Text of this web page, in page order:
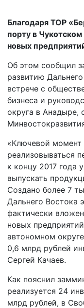
Благодаря ТОР
порту в
новых
Об этом сообщил
развитию
встрече с
бизнеса и
округа в Анадыре,
«Ключевой момент
реализовываться
к концу 2017 года
выпускать
Создано более 7
Дальнего Востока
фактически
новых
автономном
0,6 млрд рублей
Сергей Качаев.
Как пояснил
реализуется 24
млрд рублей, в